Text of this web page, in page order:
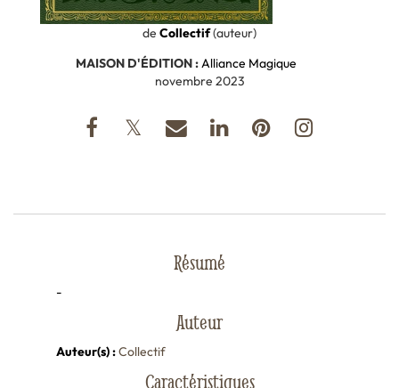
de Collectif(auteur)
MAISON D'ÉDITION :Alliance Magique
novembre 2023
Résumé
-
Auteur
Auteur(s) :Collectif
Caractéristiques